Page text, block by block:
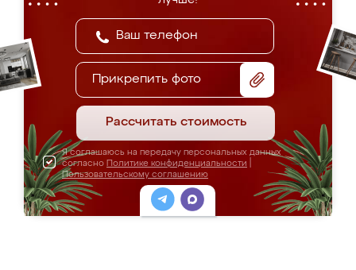
Прикрепить фото
Рассчитать стоимость
Я соглашаюсь на передачу персональных данных
согласно Политике конфиденциальности
Пользовательскому соглашению